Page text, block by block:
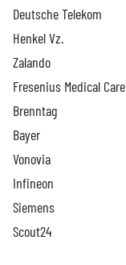
Deutsche Telekom
Henkel Vz.
Zalando
Fresenius Medical Care
Brenntag
Bayer
Vonovia
Infineon
Siemens
Scout24